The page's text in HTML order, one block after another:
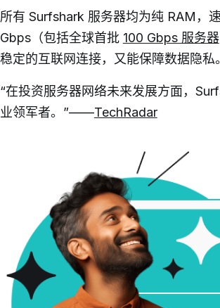
所有 Surfshark 服务器均为纯 RAM，
Gbps（包括全球首批 100 Gbps 服务器
稳定的互联网连接，又能保障数据隐私。
“在投资服务器网络未来发展方面，
业领军者。”——TechRadar